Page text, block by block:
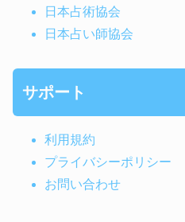
日本占術協会
日本占い師協会
サポート
利用規約
プライバシーポリシー
お問い合わせ